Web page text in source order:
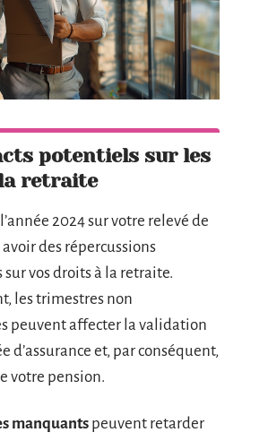
potentiels sur les
retraite
l’année 2024 sur votre relevé de
des répercussions
vos droits à la retraite.
les trimestres non
peuvent affecter la validation
d’assurance et, par conséquent,
votre pension.
manquants peuvent retarder